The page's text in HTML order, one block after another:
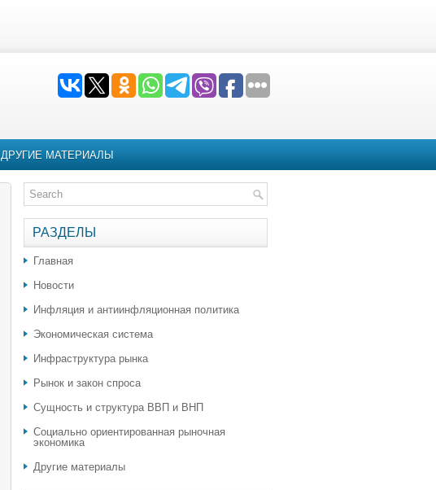
ДРУГИЕ МАТЕРИАЛЫ
РАЗДЕЛЫ
Главная
Новости
Инфляция и антиинфляционная политика
Экономическая система
Инфраструктура рынка
Рынок и закон спроса
Сущность и структура ВВП и ВНП
Социально ориентированная рыночная
экономика
Другие материалы